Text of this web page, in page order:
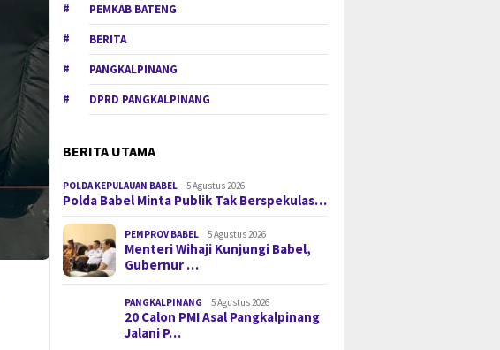
PEMKAB BATENG
BERITA
PANGKALPINANG
DPRD PANGKALPINANG
BERITA UTAMA
POLDA KEPULAUAN BABEL 5 Agustus 2026
Polda Babel Minta Publik Tak Berspekulas…
PEMPROV BABEL 5 Agustus 2026
Menteri Wihaji Kunjungi Babel,
Gubernur …
PANGKALPINANG 5 Agustus 2026
20 Calon PMI Asal Pangkalpinang
Jalani P…